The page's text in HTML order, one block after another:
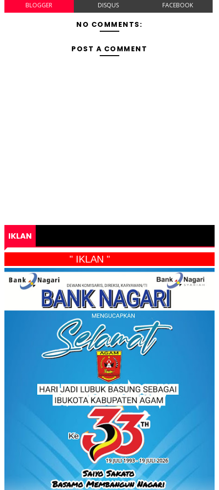
BLOGGER DISQUS FACEBOOK
NO COMMENTS:
POST A COMMENT
IKLAN
" IKLAN "